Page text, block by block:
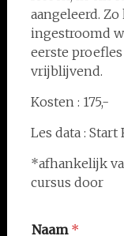
aangeleerd.
ingestroomd
eerste
vrijblijvend.
Kosten : 175,-
Les data :
*afhankelijk
cursus door
Naam *